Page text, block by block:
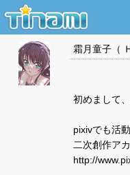
霜月童子（
初めまして
pixivでも活
二次創作ア
http://